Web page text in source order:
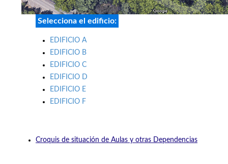
Selecciona el edificio:
EDIFICIO A
EDIFICIO B
EDIFICIO C
EDIFICIO D
EDIFICIO E
EDIFICIO F
Croquis de situación de Aulas y otras Dependencias